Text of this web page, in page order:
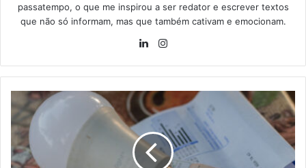
passatempo, o que me inspirou a ser redator e escrever textos
que não só informam, mas que também cativam e emocionam.
Linkedin
Brasileiros
que
precisam
pagar
conta